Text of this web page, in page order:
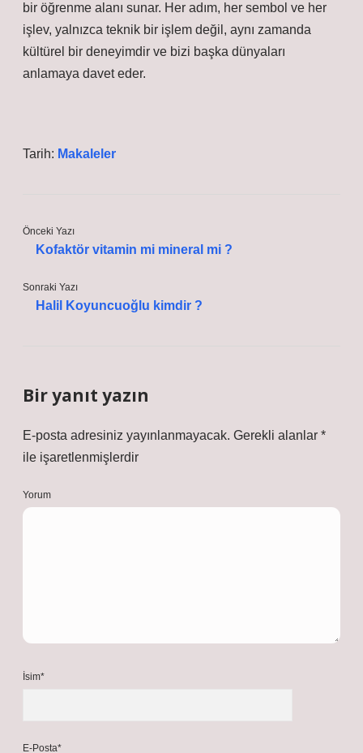
bir öğrenme alanı sunar. Her adım, her sembol ve her
işlev, yalnızca teknik bir işlem değil, aynı zamanda
kültürel bir deneyimdir ve bizi başka dünyaları
anlamaya davet eder.
Tarih: Makaleler
Önceki Yazı
Kofaktör vitamin mi mineral mi ?
Sonraki Yazı
Halil Koyuncuoğlu kimdir ?
Bir yanıt yazın
E-posta adresiniz yayınlanmayacak. Gerekli alanlar *
ile işaretlenmişlerdir
Yorum
İsim*
E-Posta*